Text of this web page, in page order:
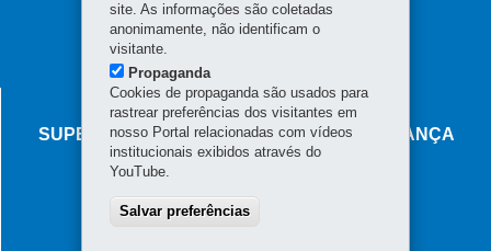
Navegação
principal
AGÊNCIA DO MIGRANTE
SUPERINTENDÊNCIA-GERAL DE GOVERNANÇA
MIGRATÓRIA
80060-010-Curitiba
site. As informações são coletadas
anonimamente, não identificam o
visitante.
Propaganda
Cookies de propaganda são usados para
rastrear preferências dos visitantes em
nosso Portal relacionadas com vídeos
institucionais exibidos através do
YouTube.
Salvar preferências